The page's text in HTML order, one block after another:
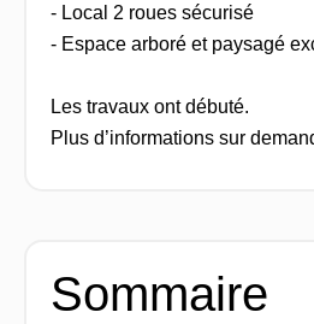
- Local 2 roues sécurisé
- Espace arboré et paysagé
Les travaux ont débuté.
Plus d’informations sur
Sommaire